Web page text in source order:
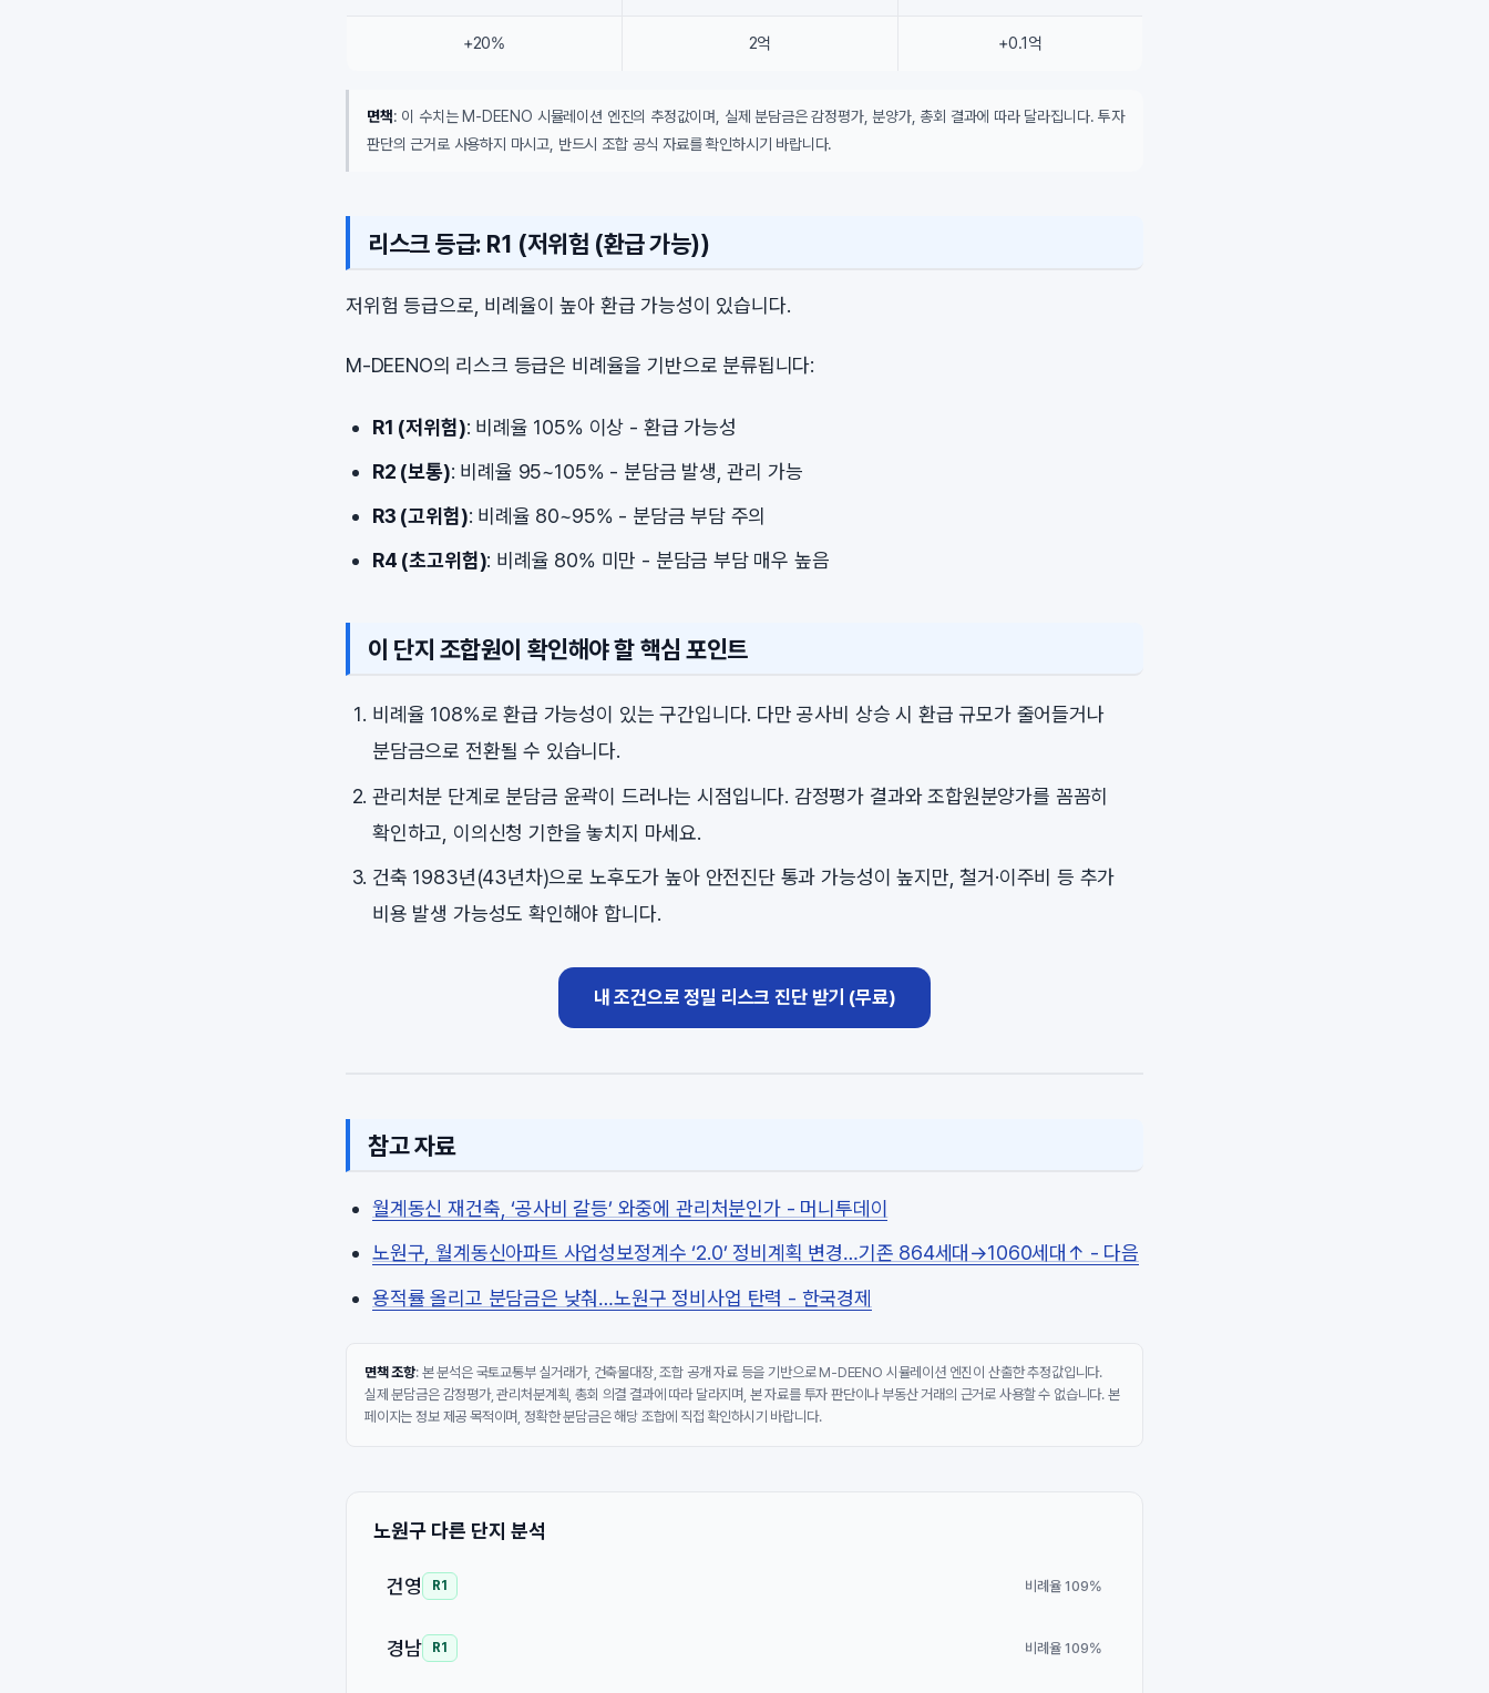
+20% 2억 +0.1억
면책: 이 수치는 M-DEENO 시뮬레이션 엔진의 추정값이며, 실제 분담금은 감정평가, 분양가, 총회 결과에 따라 달라집니다. 투자
판단의 근거로 사용하지 마시고, 반드시 조합 공식 자료를 확인하시기 바랍니다.
리스크 등급: R1 (저위험 (환급 가능))
저위험 등급으로, 비례율이 높아 환급 가능성이 있습니다.
M-DEENO의 리스크 등급은 비례율을 기반으로 분류됩니다:
R1 (저위험): 비례율 105% 이상 - 환급 가능성
R2 (보통): 비례율 95~105% - 분담금 발생, 관리 가능
R3 (고위험): 비례율 80~95% - 분담금 부담 주의
R4 (초고위험): 비례율 80% 미만 - 분담금 부담 매우 높음
이 단지 조합원이 확인해야 할 핵심 포인트
비례율 108%로 환급 가능성이 있는 구간입니다. 다만 공사비 상승 시 환급 규모가 줄어들거나
분담금으로 전환될 수 있습니다.
관리처분 단계로 분담금 윤곽이 드러나는 시점입니다. 감정평가 결과와 조합원분양가를 꼼꼼히
확인하고, 이의신청 기한을 놓치지 마세요.
건축 1983년(43년차)으로 노후도가 높아 안전진단 통과 가능성이 높지만, 철거·이주비 등 추가
비용 발생 가능성도 확인해야 합니다.
내 조건으로 정밀 리스크 진단 받기 (무료)
참고 자료
월계동신 재건축, ‘공사비 갈등’ 와중에 관리처분인가 - 머니투데이
노원구, 월계동신아파트 사업성보정계수 ‘2.0’ 정비계획 변경…기존 864세대→1060세대↑ - 다음
용적률 올리고 분담금은 낮춰…노원구 정비사업 탄력 - 한국경제
면책 조항: 본 분석은 국토교통부 실거래가, 건축물대장, 조합 공개 자료 등을 기반으로 M-DEENO 시뮬레이션 엔진이 산출한 추정값입니다.
실제 분담금은 감정평가, 관리처분계획, 총회 의결 결과에 따라 달라지며, 본 자료를 투자 판단이나 부동산 거래의 근거로 사용할 수 없습니다. 본
페이지는 정보 제공 목적이며, 정확한 분담금은 해당 조합에 직접 확인하시기 바랍니다.
노원구 다른 단지 분석
건영 R1 비례율 109%
경남 R1 비례율 109%